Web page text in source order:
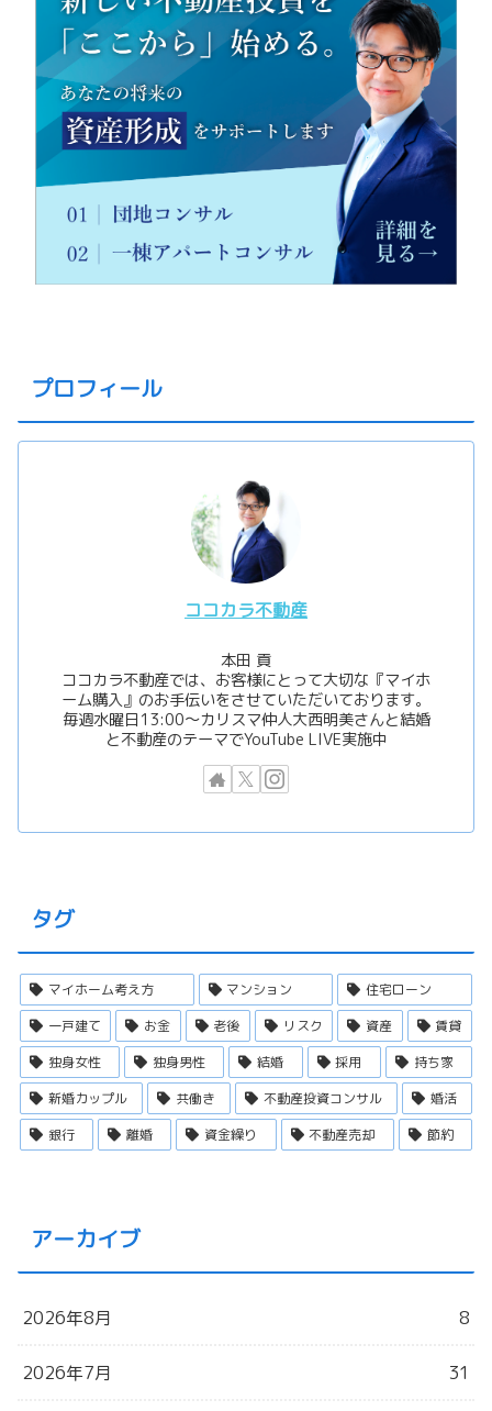
プロフィール
ココカラ不動産
本田 貢
ココカラ不動産では、お客様にとって大切な『マイホ
ーム購入』のお手伝いをさせていただいております。
毎週水曜日13:00〜カリスマ仲人大西明美さんと結婚
と不動産のテーマでYouTube LIVE実施中
タグ
マイホーム考え方 マンション
住宅ローン
一戸建て
お金 老後 リスク 資産
賃貸
独身女性
独身男性 結婚 採用
持ち家
新婚カップル
共働き 不動産投資コンサル
婚活
銀行
離婚 資金繰り 不動産売却 節約
アーカイブ
2026年8月 8
2026年7月 31